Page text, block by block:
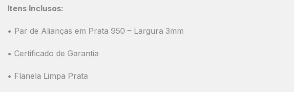
Itens Inclusos:
• Par de Alianças em Prata 950 – Largura 3mm
• Certificado de Garantia
• Flanela Limpa Prata